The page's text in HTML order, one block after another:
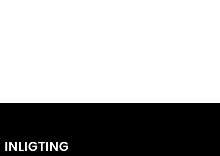
INLIGTING